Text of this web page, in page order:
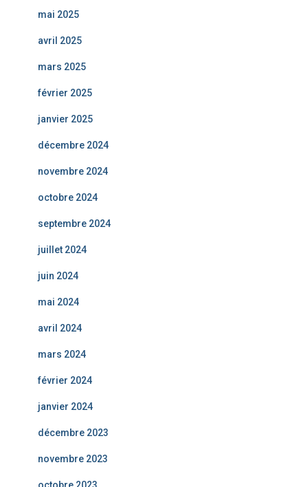
mai 2025
avril 2025
mars 2025
février 2025
janvier 2025
décembre 2024
novembre 2024
octobre 2024
septembre 2024
juillet 2024
juin 2024
mai 2024
avril 2024
mars 2024
février 2024
janvier 2024
décembre 2023
novembre 2023